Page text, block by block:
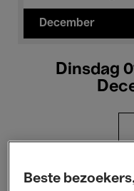
December
Dinsdag
Alle evenementen
Beste